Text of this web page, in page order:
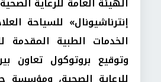
إنترناشيونال» للسياحة
الخدمات الطبية المقدمة
وتوقيع بروتوكول تعاون